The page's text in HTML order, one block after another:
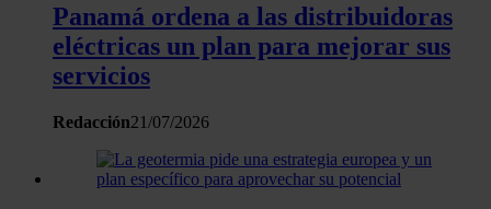
Panamá ordena a las distribuidoras
eléctricas un plan para mejorar sus
servicios
Redacción21/07/2026